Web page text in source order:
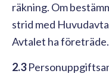
räkning. Om
strid med
Avtalet ha företräde.
2.3